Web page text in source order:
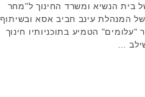
בית הנשיא ומשרד החינוך ל"מחר
המנהלת עינב חביב אסא ובשיתוף
הטמיע בתוכניותיו חינוך
…